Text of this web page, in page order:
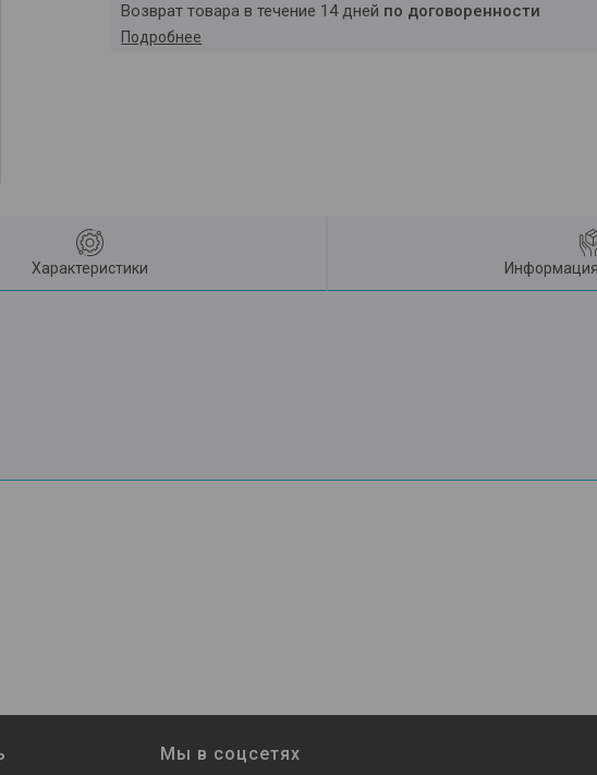
возврат товара в течение 14 дней по договоренности
Подробнее
Характеристики
Мы в соцсетях